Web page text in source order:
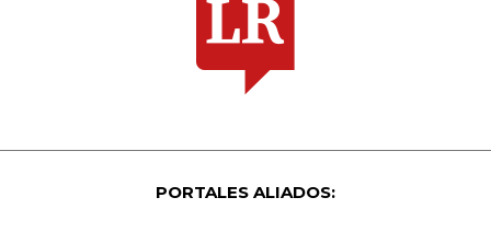
PORTALES ALIADOS: